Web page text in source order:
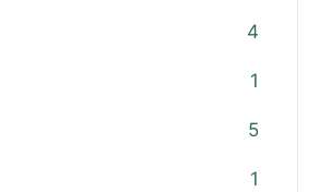
4
1
5
1